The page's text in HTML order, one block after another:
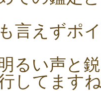
言えずポ
るい声と
してます